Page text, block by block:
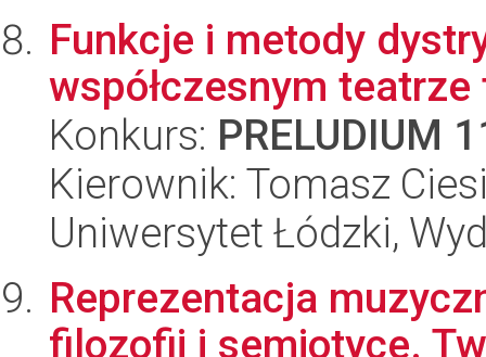
Funkcje i metody
współczesnym teatrze
Konkurs: PRELUDIUM
Kierownik: Tomasz
Uniwersytet Łódzki,
Reprezentacja
filozofii i semiotyce.